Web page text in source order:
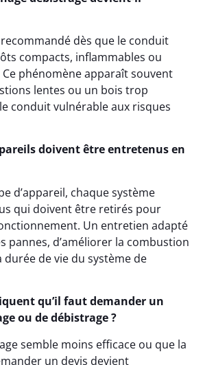
dès que le conduit
compacts, inflammables ou
phénomène apparaît souvent
lentes ou un bois trop
conduit vulnérable aux risques
doivent être entretenus en
d’appareil, chaque système
qui doivent être retirés pour
Un entretien adapté
pannes, d’améliorer la combustion
de vie du système de
qu’il faut demander un
ou de débistrage ?
semble moins efficace ou que la
un devis devient